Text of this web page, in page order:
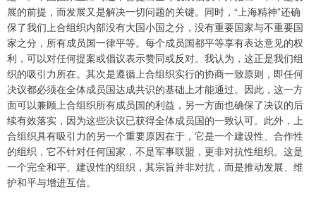
展的前提，而发展又是解决一切问题的关键。同时，“上海精神”还确
保了我们上合组织内部没有大国小国之分，没有重要国家与不重要国
家之分，所有成员国一律平等。每个成员国都平等享有表达意见的权
利，可以对任何提案或倡议表示赞同或反对。我认为，这正是我们组
织的吸引力所在。其次是遵循上合组织实行的协商一致原则，即任何
决议都必须在全体成员国达成共识的基础上才能通过。因此，这一方
面可以兼顾上合组织所有成员国的利益，另一方面也确保了决议的后
续有效落实，因为这些决议已获得全体成员国的一致认可。此外，上
合组织具有吸引力的另一个重要原因在于，它是一个建设性、合作性
的组织，它不针对任何国家，不是军事联盟，更非对抗性组织。这是
一个完全和平、建设性的组织，其宗旨并非对抗，而是推动发展、维
护和平与增进互信。